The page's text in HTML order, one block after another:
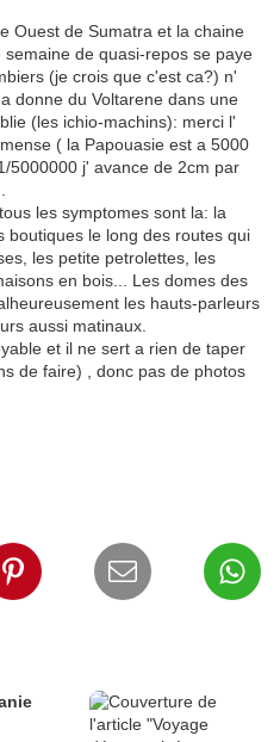
Ouest de Sumatra et la chaine
de quasi-repos se paye
(je crois que c'est ca?) n'
donne du Voltarene dans une
(les ichio-machins): merci l'
( la Papouasie est a 5000
5000000 j' avance de 2cm par
les symptomes sont la: la
boutiques le long des routes qui
les petite petrolettes, les
en bois... Les domes des
les hauts-parleurs
aussi matinaux.
et il ne sert a rien de taper
de faire) , donc pas de photos